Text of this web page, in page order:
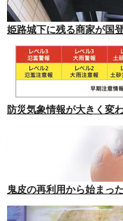
姫路城下に残る商家が国
防災気象情報が大きく変
鬼皮の再利用から始まっ